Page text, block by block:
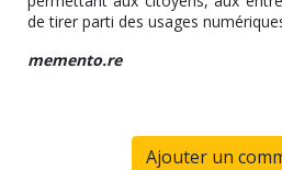
de tirer parti des usages
memento.re
Ajouter un